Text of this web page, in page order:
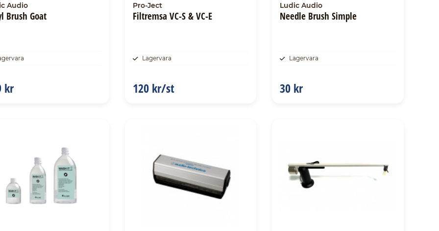
Audio
Brush Goat
kr
Pro-Ject
Filtremsa VC-S & VC-E
Lagervara
120 kr/st
Ludic Audio
Needle Brush Simple
Lagervara
30 kr